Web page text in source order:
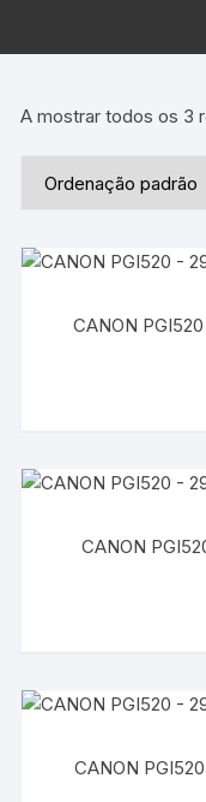
A mostrar todos os 3
CANON
CANON
CANON